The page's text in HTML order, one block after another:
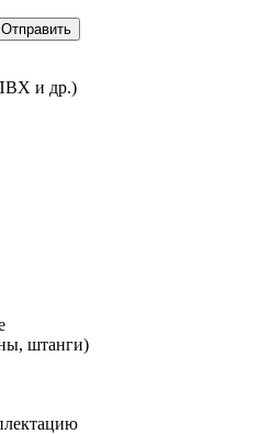
и др.)
штанги)